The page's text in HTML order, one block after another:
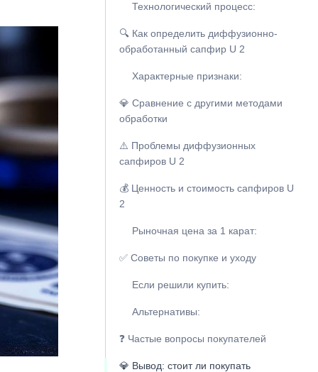
Технологический процесс:
🔍 Как определить диффузионно-
обработанный сапфир U 2
Характерные признаки:
💎 Сравнение с другими методами
обработки
⚠️ Проблемы диффузионных
сапфиров U 2
💰 Ценность и стоимость сапфиров U
2
Рыночная цена за 1 карат:
✅ Советы по покупке и уходу
Если решили купить:
Альтернативы:
❓ Частые вопросы покупателей
💎 Вывод: стоит ли покупать